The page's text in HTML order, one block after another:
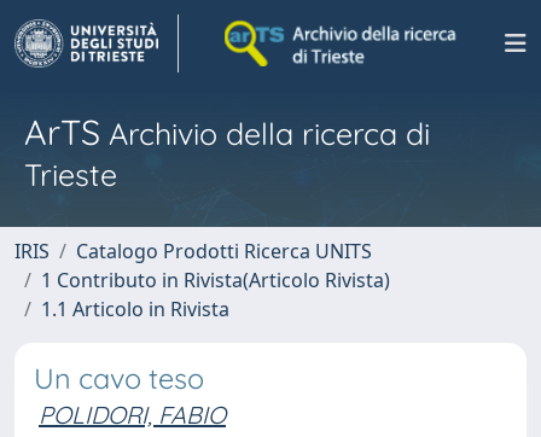
ArTS Archivio della ricerca di
Trieste
IRIS
Catalogo Prodotti Ricerca UNITS
1 Contributo in Rivista(Articolo Rivista)
1.1 Articolo in Rivista
Un cavo teso
POLIDORI, FABIO